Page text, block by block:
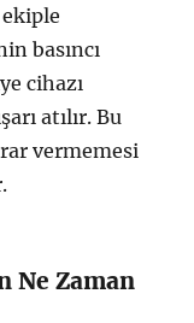
basıncı
cihazı
atılır. Bu
vermemesi
Ne Zaman